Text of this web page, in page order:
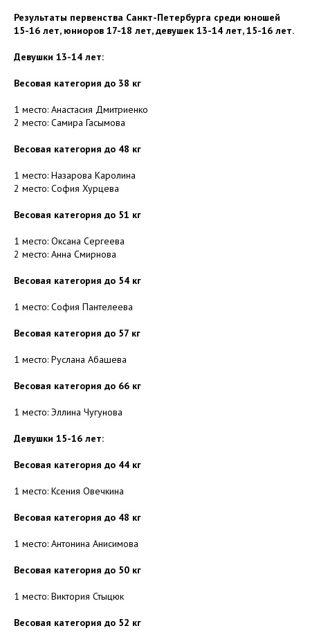
Результаты первенства Санкт-Петербурга среди юношей
15-16 лет, юниоров 17-18 лет, девушек 13-14 лет, 15-16 лет.
Девушки 13-14 лет:
Весовая категория до 38 кг
1 место: Анастасия Дмитриенко
2 место: Самира Гасымова
Весовая категория до 48 кг
1 место: Назарова Каролина
2 место: София Хурцева
Весовая категория до 51 кг
1 место: Оксана Сергеева
2 место: Анна Смирнова
Весовая категория до 54 кг
1 место: София Пантелеева
Весовая категория до 57 кг
1 место: Руслана Абашева
Весовая категория до 66 кг
1 место: Эллина Чугунова
Девушки 15-16 лет:
Весовая категория до 44 кг
1 место: Ксения Овечкина
Весовая категория до 48 кг
1 место: Антонина Анисимова
Весовая категория до 50 кг
1 место: Виктория Стыцюк
Весовая категория до 52 кг